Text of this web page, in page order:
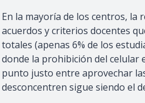
En la mayoría de los centros, la
acuerdos y criterios docentes
totales (apenas 6% de los
donde la prohibición del celular
punto justo entre aprovechar
desconcentren sigue siendo el